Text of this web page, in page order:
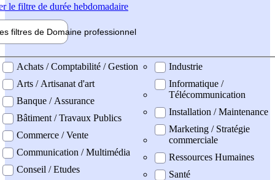
le filtre de durée hebdomadaire
filtres de Domaine professionnel
professionel
Achats / Comptabilité / Gestion
Arts / Artisanat d'art
Banque / Assurance
Bâtiment / Travaux Publics
Commerce / Vente
Communication / Multimédia
Conseil / Etudes
Industrie
Informatique /
Télécommunication
Installation / Maintenance
Marketing / Stratégie
commerciale
Ressources Humaines
Santé